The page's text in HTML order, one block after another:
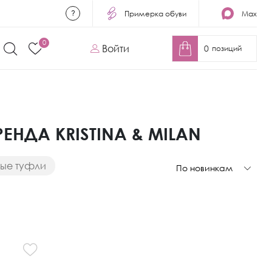
Примерка обуви Max
0
Войти 0 позиций
KRISTINA & MILAN
туфли По новинкам